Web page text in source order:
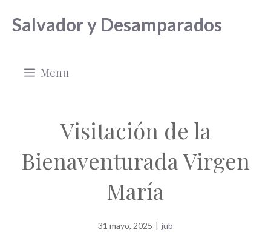
Salvador y Desamparados
Menu
Visitación de la
Bienaventurada Virgen
María
31 mayo, 2025 | jub